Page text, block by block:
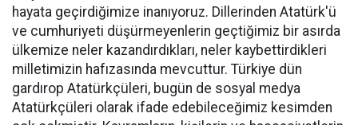
hayata geçirdiğimize inanıyoruz. Dillerinden Atatürk'ü
ve cumhuriyeti düşürmeyenlerin geçtiğimiz bir asırda
ülkemize neler kazandırdıkları, neler kaybettirdikleri
milletimizin hafızasında mevcuttur. Türkiye dün
gardırop Atatürkçüleri, bugün de sosyal medya
Atatürkçüleri olarak ifade edebileceğimiz kesimden